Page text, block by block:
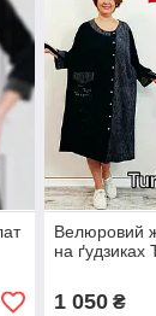
Велюровий
на ґудзиках
1 050₴